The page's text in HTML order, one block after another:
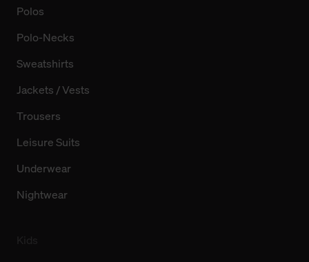
Polos
Polo-Necks
Sweatshirts
Jackets / Vests
Trousers
Leisure Suits
Underwear
Nightwear